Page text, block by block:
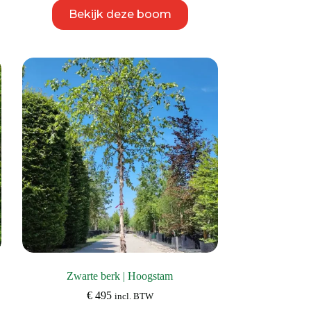
Bekijk deze boom
product
heeft
Deze
optie
kan
gekozen
worden
op
de
productpagina
Zwarte berk | Hoogstam
€495 incl. BTW